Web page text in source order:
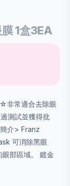
1盒3EA
非常適合去除眼
測試並獲得批
介> Franz
可消除黑眼
部區域。 鍍金